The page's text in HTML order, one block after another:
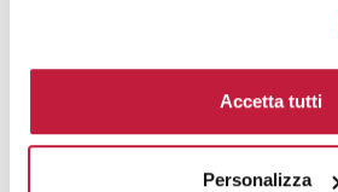
Accetta tutti
Personalizza
Domande e risposte